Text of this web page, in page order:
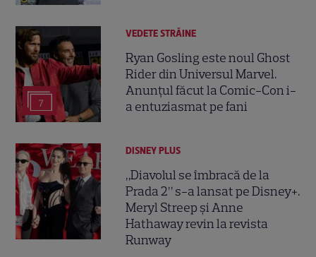
7
VEDETE STRĂINE
Ryan Gosling este noul Ghost
Rider din Universul Marvel.
Anunțul făcut la Comic-Con i-
a entuziasmat pe fani
DISNEY PLUS
„Diavolul se îmbracă de la
Prada 2” s-a lansat pe Disney+.
Meryl Streep și Anne
Hathaway revin la revista
Runway